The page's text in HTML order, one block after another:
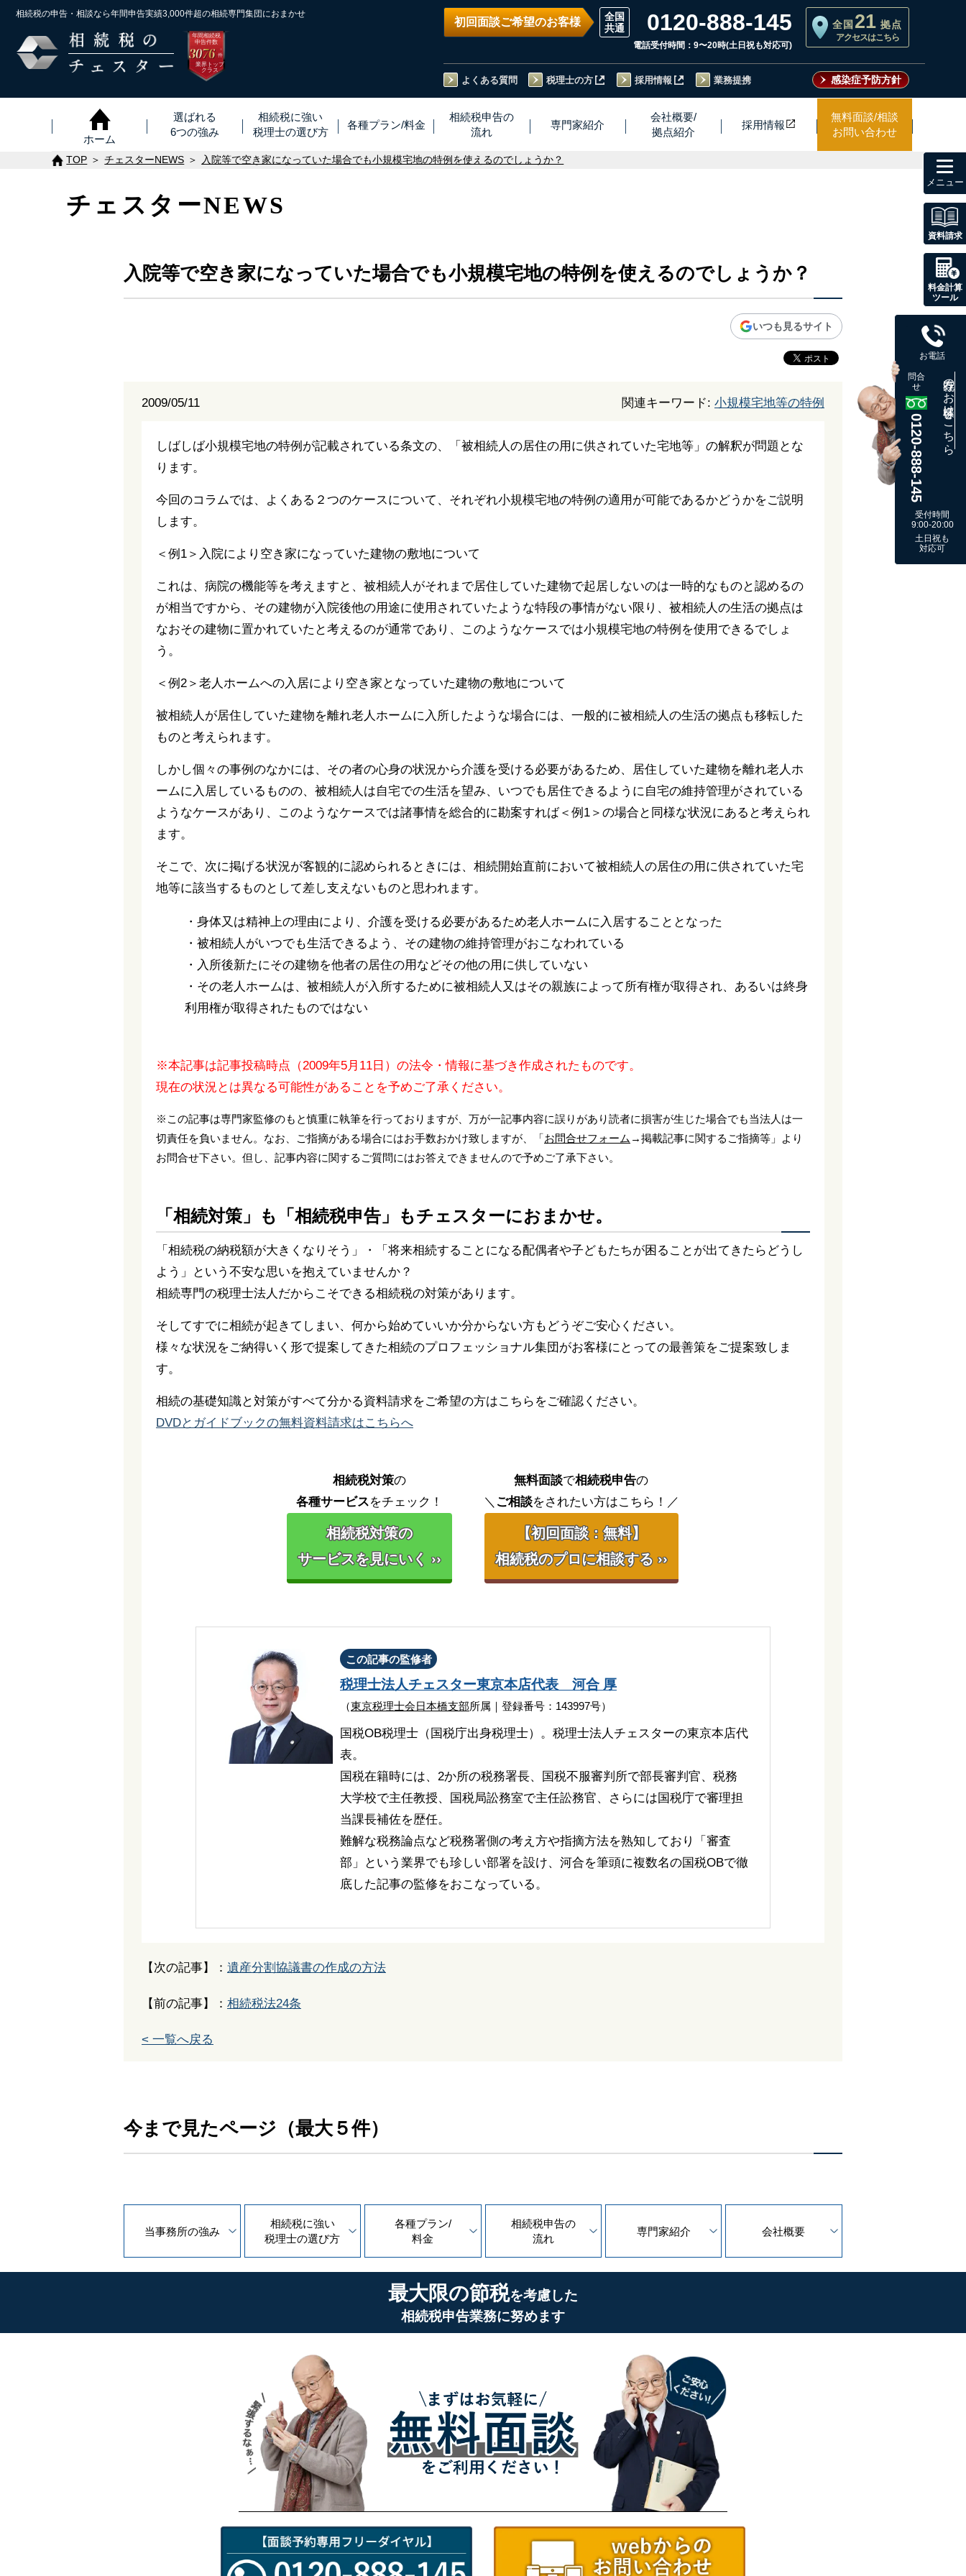
相続税の申告・相談なら年間申告実績3,000件超の相続専門集団におまかせ
年間相続税
申告件数
3076 ※
件
業界トップ
クラス
初回面談ご希望のお客様 0120-888-145
電話受付時間：9〜20時(土日祝も対応可)
全国 21 拠点
アクセスはこちら
よくある質問 税理士の方 採用情報 業務提携 感染症予防方針
ホーム
選ばれる
6つの強み
相続税に強い
税理士の選び方
各種プラン/料金
相続税申告の
流れ
専門家紹介
会社概要/
拠点紹介
採用情報
無料面談/相談
お問い合わせ
TOP チェスターNEWS 入院等で空き家になっていた場合でも小規模宅地の特例を使えるのでしょうか？
チェスターNEWS
入院等で空き家になっていた場合でも小規模宅地の特例を使えるのでしょうか？
いつも見るサイト
2009/05/11 関連キーワード: 小規模宅地等の特例
しばしば小規模宅地の特例が記載されている条文の、「被相続人の居住の用に供されていた宅地等」の解釈が問題とな
ります。
今回のコラムでは、よくある２つのケースについて、それぞれ小規模宅地の特例の適用が可能であるかどうかをご説明
します。
＜例1＞入院により空き家になっていた建物の敷地について
これは、病院の機能等を考えますと、被相続人がそれまで居住していた建物で起居しないのは一時的なものと認めるの
が相当ですから、その建物が入院後他の用途に使用されていたような特段の事情がない限り、被相続人の生活の拠点は
なおその建物に置かれていたと考えるのが通常であり、このようなケースでは小規模宅地の特例を使用できるでしょ
う。
＜例2＞老人ホームへの入居により空き家となっていた建物の敷地について
被相続人が居住していた建物を離れ老人ホームに入所したような場合には、一般的に被相続人の生活の拠点も移転した
ものと考えられます。
しかし個々の事例のなかには、その者の心身の状況から介護を受ける必要があるため、居住していた建物を離れ老人ホ
ームに入居しているものの、被相続人は自宅での生活を望み、いつでも居住できるように自宅の維持管理がされている
ようなケースがあり、このようなケースでは諸事情を総合的に勘案すれば＜例1＞の場合と同様な状況にあると考えられ
ます。
そこで、次に掲げる状況が客観的に認められるときには、相続開始直前において被相続人の居住の用に供されていた宅
地等に該当するものとして差し支えないものと思われます。
・身体又は精神上の理由により、介護を受ける必要があるため老人ホームに入居することとなった
・被相続人がいつでも生活できるよう、その建物の維持管理がおこなわれている
・入所後新たにその建物を他者の居住の用などその他の用に供していない
・その老人ホームは、被相続人が入所するために被相続人又はその親族によって所有権が取得され、あるいは終身
利用権が取得されたものではない
※本記事は記事投稿時点（2009年5月11日）の法令・情報に基づき作成されたものです。
現在の状況とは異なる可能性があることを予めご了承ください。
※この記事は専門家監修のもと慎重に執筆を行っておりますが、万が一記事内容に誤りがあり読者に損害が生じた場合でも当法人は一
切責任を負いません。なお、ご指摘がある場合にはお手数おかけ致しますが、「お問合せフォーム →掲載記事に関するご指摘等」より
お問合せ下さい。但し、記事内容に関するご質問にはお答えできませんので予めご了承下さい。
「相続対策」も「相続税申告」もチェスターにおまかせ。
「相続税の納税額が大きくなりそう」・「将来相続することになる配偶者や子どもたちが困ることが出てきたらどうし
よう」という不安な思いを抱えていませんか？
相続専門の税理士法人だからこそできる相続税の対策があります。
そしてすでに相続が起きてしまい、何から始めていいか分からない方もどうぞご安心ください。
様々な状況をご納得いく形で提案してきた相続のプロフェッショナル集団がお客様にとっての最善策をご提案致しま
す。
相続の基礎知識と対策がすべて分かる資料請求をご希望の方はこちらをご確認ください。
DVDとガイドブックの無料資料請求はこちらへ
相続税対策の
各種サービスをチェック！
相続税対策の
サービスを見にいく ››
無料面談で相続税申告の
＼ ご相談をされたい方はこちら！／
【初回面談：無料】
相続税のプロに相談する ››
この記事の監修者
税理士法人チェスター東京本店代表 河合 厚
（東京税理士会日本橋支部所属｜登録番号：143997号）
国税OB税理士（国税庁出身税理士）。税理士法人チェスターの東京本店代
表。
国税在籍時には、2か所の税務署長、国税不服審判所で部長審判官、税務
大学校で主任教授、国税局訟務室で主任訟務官、さらには国税庁で審理担
当課長補佐を歴任。
難解な税務論点など税務署側の考え方や指摘方法を熟知しており「審査
部」という業界でも珍しい部署を設け、河合を筆頭に複数名の国税OBで徹
底した記事の監修をおこなっている。
【次の記事】： 遺産分割協議書の作成の方法
【前の記事】： 相続税法24条
< 一覧へ戻る
今まで見たページ（最大５件）
当事務所の強み
相続税に強い
税理士の選び方
各種プラン/
料金
相続税申告の
流れ
専門家紹介 会社概要
最大限の節税を考慮した
相続税申告業務に努めます
資料請求
料金計算
ツール
お電話
問合
せ
0120-888-145
既存のお客様はこちら
受付時間
9:00-20:00
土日祝も
対応可